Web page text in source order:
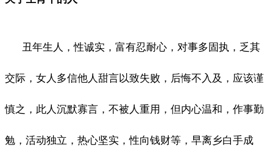
丑年生人，性诚实，富有忍耐心，对事多固执，乏其
交际，女人多信他人甜言以致失败，后悔不入及，应该谨
慎之，此人沉默寡言，不被人重用，但内心温和，作事勤
勉，活动独立，热心坚实，性向钱财等，早离乡白手成